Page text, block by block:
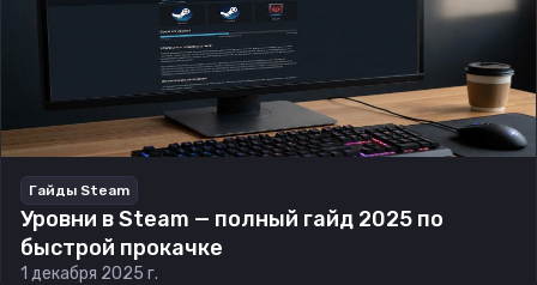
Гайды Steam
Уровни в Steam — полный гайд 2025 по
быстрой прокачке
1 декабря 2025 г.